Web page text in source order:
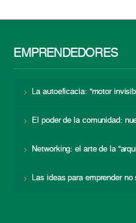
EMPRENDEDORES
La autoeficacia: “motor
El poder de la comunidad:
Networking: el arte de la
Las ideas para emprender